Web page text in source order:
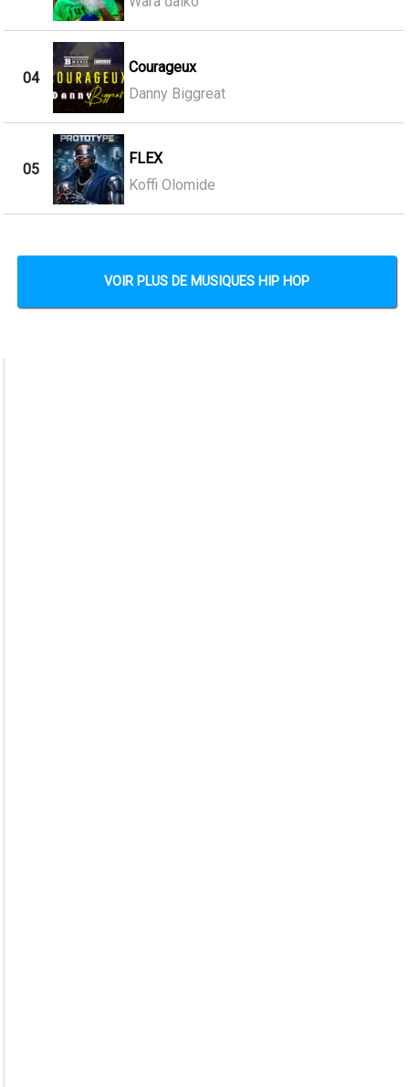
04
Courageux
Danny Biggreat
05
FLEX
Koffi Olomide
VOIR PLUS DE MUSIQUES HIP HOP